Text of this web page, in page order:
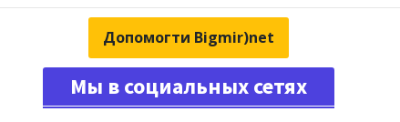
Допомогти Bigmir)net
Мы в социальных сетях